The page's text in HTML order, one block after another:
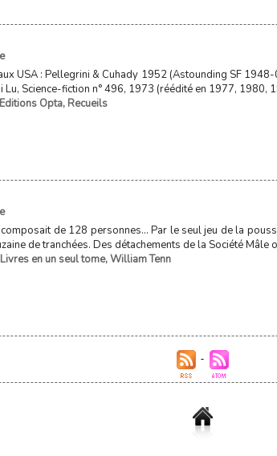
USA : Pellegrini & Cuhady 1952 (Astounding SF
Lu, Science-fiction n° 496, 1973 (réédité en 1977,
Editions Opta, Recueils
de 128 personnes... Par le seul jeu de la
de tranchées. Des détachements de la Société
Livres en un seul tome,William Tenn